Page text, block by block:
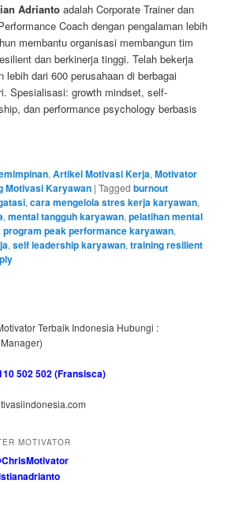
Adrianto adalah Corporate Trainer dan
Coach dengan pengalaman lebih
membantu organisasi membangun tim
dan berkinerja tinggi. Telah bekerja
lebih dari 600 perusahaan di berbagai
Spesialisasi: growth mindset, self-
dan performance psychology berbasis
,Artikel Motivasi Kerja,Motivator
Motivasi Karyawan |Tagged burnout
,cara mengelola stres kerja karyawan,
,mental tangguh karyawan,pelatihan mental
,program peak performance karyawan,
,self leadership karyawan,training resilient
Terbaik Indonesia Hubungi :
502 502 (Fransisca)
MOTIVATOR